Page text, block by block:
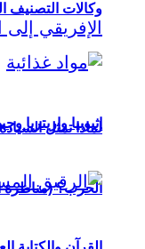
إثيوبيا وإريتريا
الحرب؟ (مناظرة
وكالات التصنيف
لماذا تمثل